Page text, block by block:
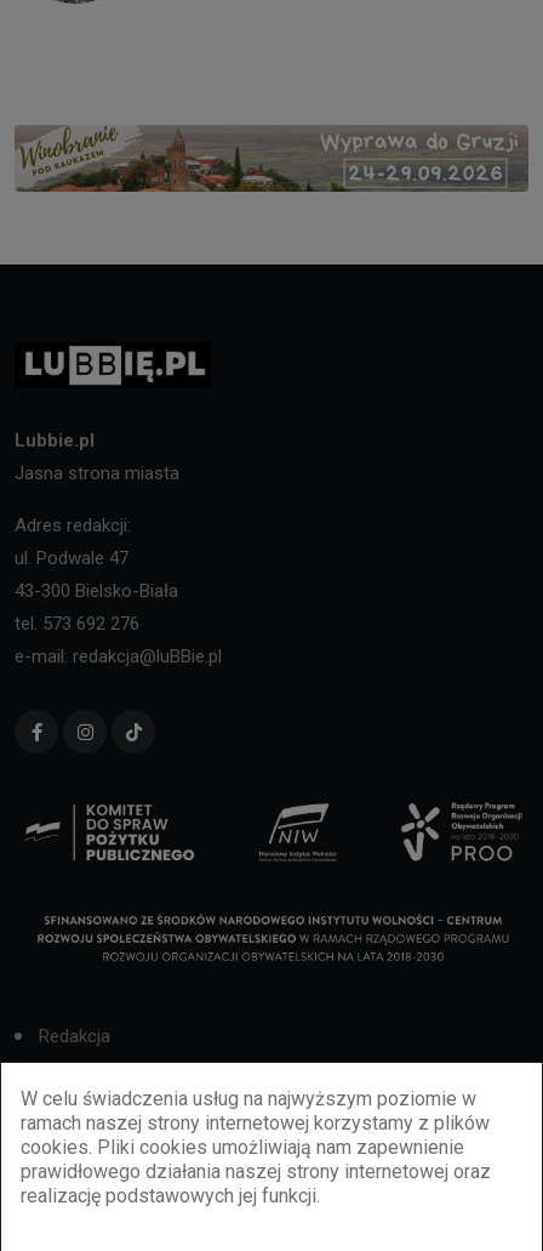
W celu świadczenia usług na najwyższym poziomie w
ramach naszej strony internetowej korzystamy z plików
cookies. Pliki cookies umożliwiają nam zapewnienie
prawidłowego działania naszej strony internetowej oraz
realizację podstawowych jej funkcji.
Lubbie.pl
Jasna strona miasta
Adres redakcji:
ul. Podwale 47
43-300 Bielsko-Biała
tel. 573 692 276
e-mail: redakcja@luBBie.pl
Redakcja
Cookies
Reklama
BBiletomania